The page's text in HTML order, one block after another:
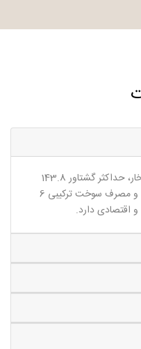
این موتور با حداکثر قدرت 113 اسب بخار، حداکثر گشتاور 143.8
نیوتن متر، سرعت 170کیلومتر بر ساعت و مصرف سوخت ترکیبی 6
اقتصادی دارد.